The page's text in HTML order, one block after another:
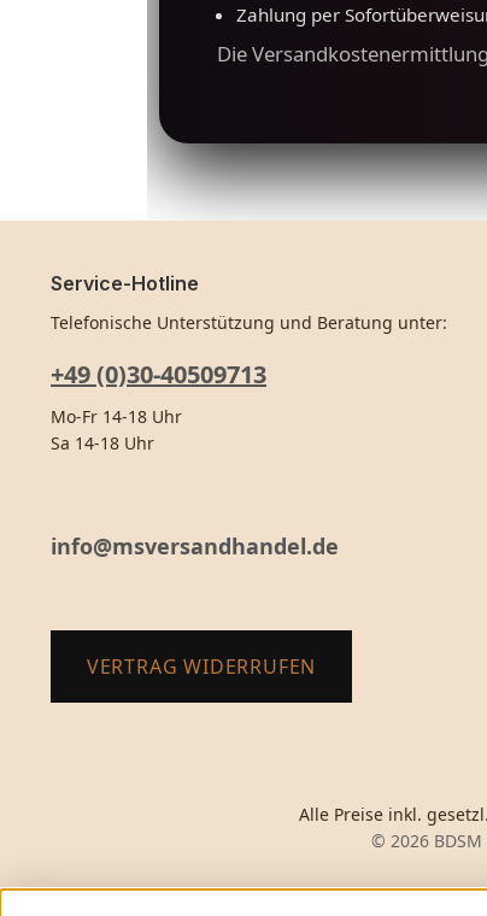
Zahlung per
Die
Service-Hotline
Telefonische Unterstützung und Beratung unter:
+49 (0)30-40509713
Mo-Fr 14-18 Uhr
Sa 14-18 Uhr
info@msversandhandel.de
VERTRAG WIDERRUFEN
Alle Preise inkl.
© 2026